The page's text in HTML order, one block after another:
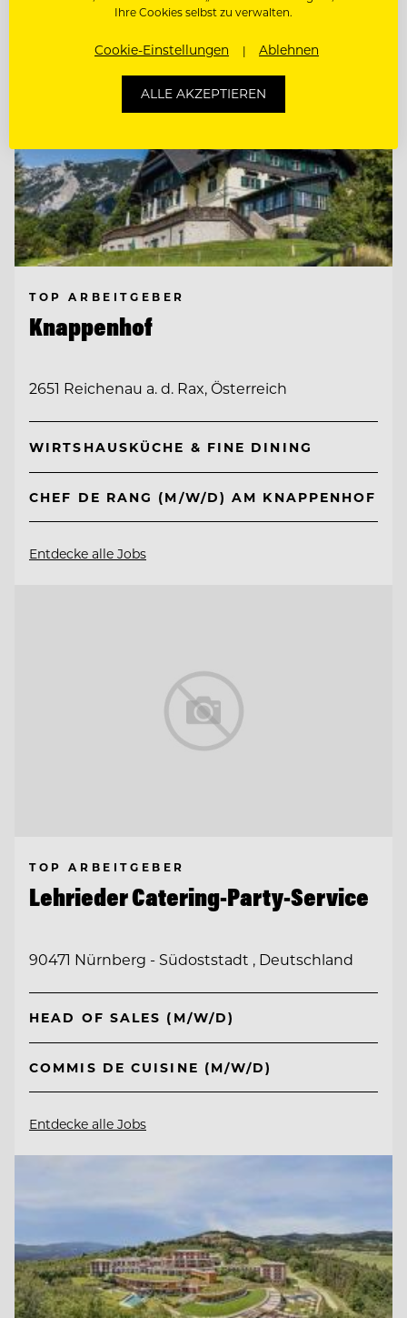
TOP ARBEITGEBER
Knappenhof
2651 Reichenau a. d. Rax, Österreich
WIRTSHAUSKÜCHE & FINE DINING
CHEF DE RANG (M/W/D) AM KNAPPENHOF
Entdecke alle Jobs
TOP ARBEITGEBER
Lehrieder Catering-Party-Service
90471 Nürnberg - Südoststadt , Deutschland
HEAD OF SALES (M/W/D)
COMMIS DE CUISINE (M/W/D)
Entdecke alle Jobs
Ihre Cookies selbst zu verwalten.
Cookie-Einstellungen Ablehnen
ALLE AKZEPTIEREN